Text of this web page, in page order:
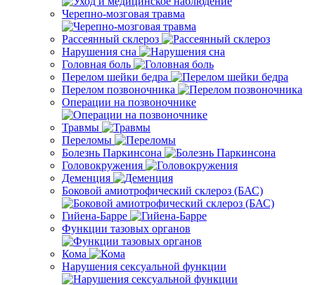
Черепно-мозговая травма
Рассеянный склероз
Нарушения сна
Головная боль
Перелом шейки бедра
Перелом позвоночника
Операции на позвоночнике
Травмы
Переломы
Болезнь Паркинсона
Головокружения
Деменция
Боковой амиотрофический склероз (БАС)
Гийена-Барре
Функции тазовых органов
Кома
Нарушения сексуальной функции